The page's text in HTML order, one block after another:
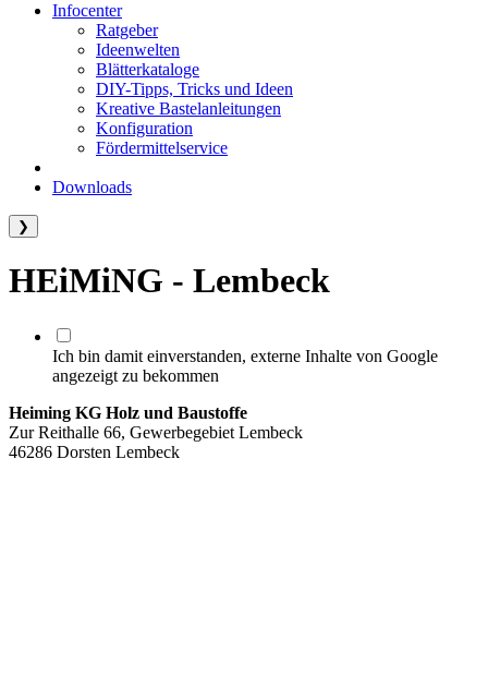
Infocenter
Ratgeber
Ideenwelten
Blätterkataloge
DIY-Tipps, Tricks und Ideen
Kreative Bastelanleitungen
Konfiguration
Fördermittelservice
Downloads
❯
HEiMiNG - Lembeck
Ich bin damit einverstanden, externe Inhalte von Google
angezeigt zu bekommen
Heiming KG Holz und Baustoffe
Zur Reithalle 66, Gewerbegebiet Lembeck
46286 Dorsten Lembeck